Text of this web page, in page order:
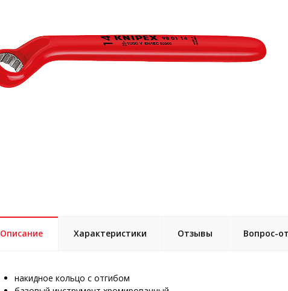
Описание Характеристики Отзывы Вопрос-
накидное кольцо с отгибом